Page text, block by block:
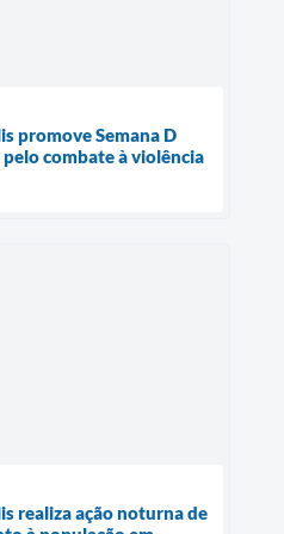
promove Semana D
combate à violência
realiza ação noturna de